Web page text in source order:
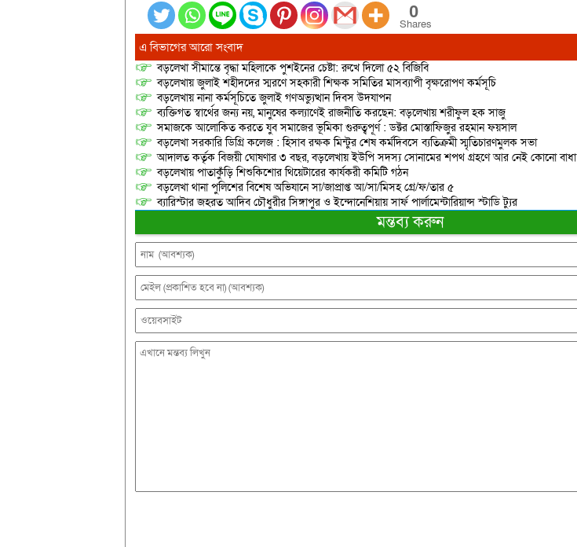
0
Shares
এ বিভাগের আরো সংবাদ
বড়লেখা সীমান্তে বৃদ্ধা মহিলাকে পুশইনের চেষ্টা: রুখে দিলো ৫২ বিজিবি
বড়লেখায় জুলাই শহীদদের স্মরণে সহকারী শিক্ষক সমিতির মাসব্যাপী বৃক্ষরোপণ কর্মসূচি
বড়লেখায় নানা কর্মসূচিতে জুলাই গণঅভ্যুত্থান দিবস উদযাপন
ব্যক্তিগত স্বার্থের জন্য নয়, মানুষের কল্যাণেই রাজনীতি করছেন: বড়লেখায় শরীফুল হক সাজু
সমাজকে আলোকিত করতে যুব সমাজের ভূমিকা গুরুত্বপূর্ণ : ডক্টর মোস্তাফিজুর রহমান ফয়সাল
বড়লেখা সরকারি ডিগ্রি কলেজ : হিসাব রক্ষক মিন্টুর শেষ কর্মদিবসে ব্যতিক্রমী স্মৃতিচারণমুলক সভা
আদালত কর্তৃক বিজয়ী ঘোষণার ৩ বছর, বড়লেখায় ইউপি সদস্য সোনামের শপথ গ্রহণে আর নেই কোনো বাধা
বড়লেখায় পাতাকুঁড়ি শিশুকিশোর থিয়েটারের কার্যকরী কমিটি গঠন
বড়লেখা থানা পুলিশের বিশেষ অভিযানে সা/জাপ্রাপ্ত আ/সা/মিসহ গ্রে/ফ/তার ৫
ব্যারিস্টার জহরত আদিব চৌধুরীর সিঙ্গাপুর ও ইন্দোনেশিয়ায় সার্ফ পার্লামেন্টারিয়ান্স স্টাডি ট্যুর
মন্তব্য করুন